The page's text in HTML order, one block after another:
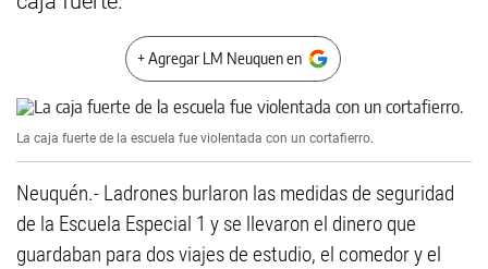
+ Agregar LM Neuquen en
La caja fuerte de la escuela fue violentada con un cortafierro.
Neuquén.- Ladrones burlaron las medidas de seguridad
de la Escuela Especial 1 y se llevaron el dinero que
guardaban para dos viajes de estudio, el comedor y el